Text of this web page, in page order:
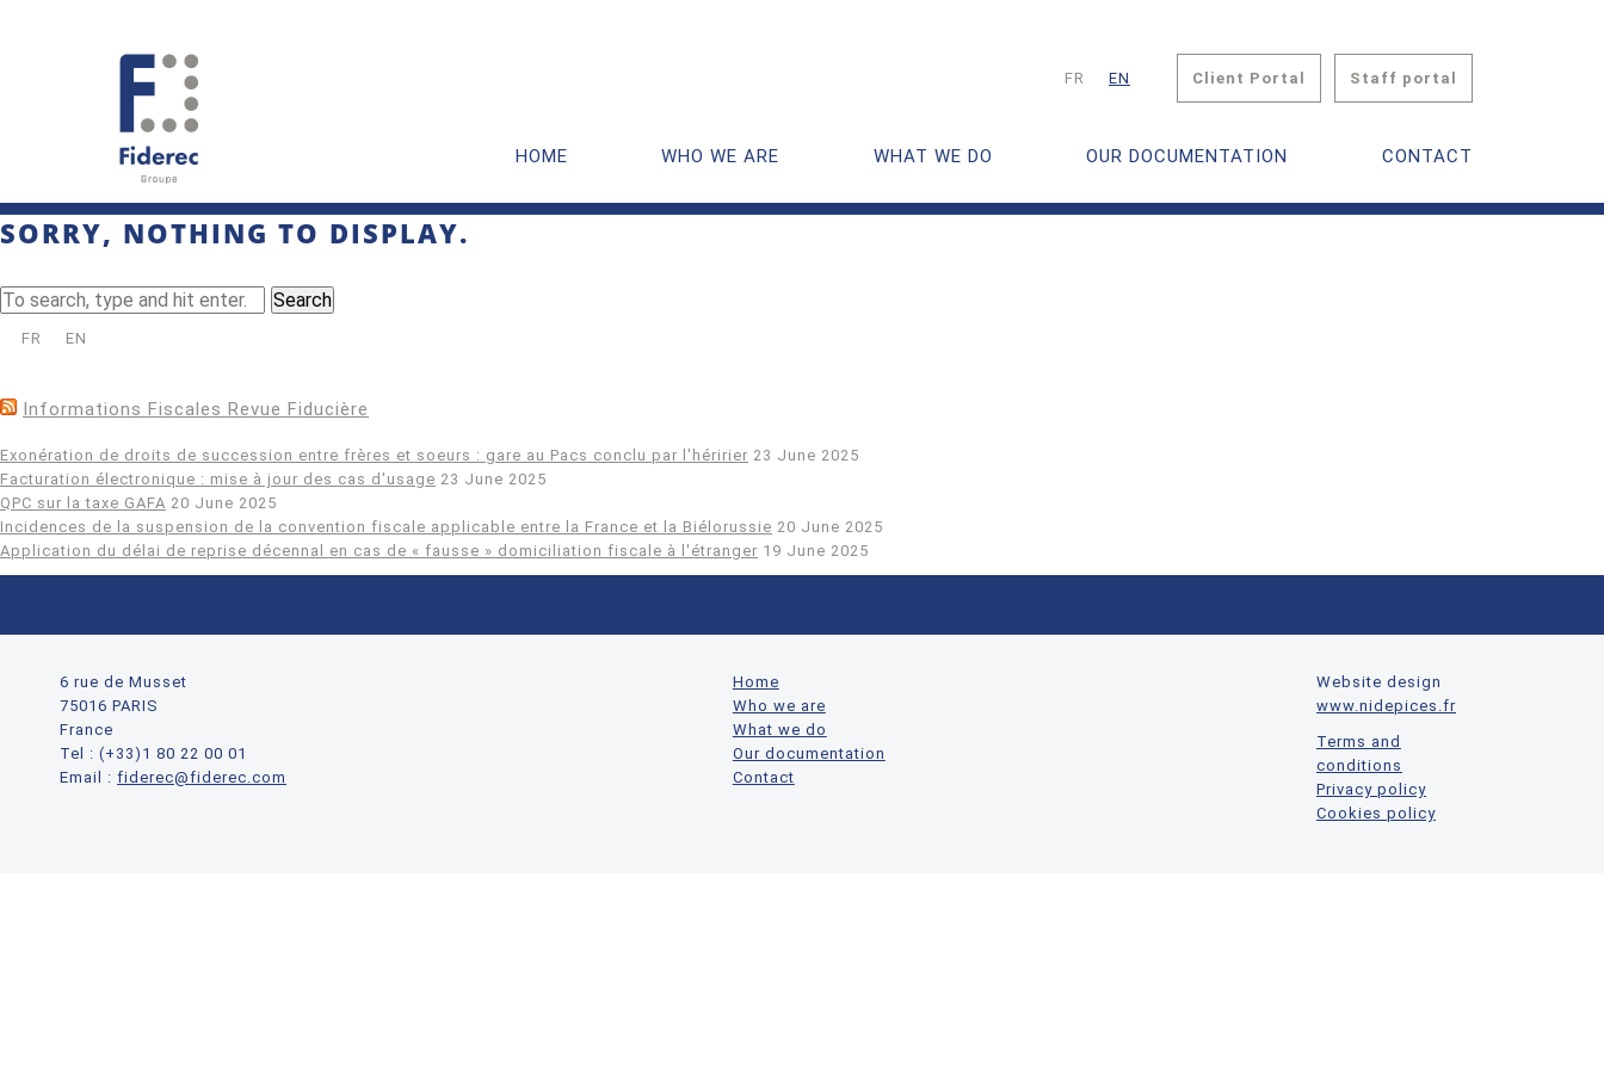
FR EN Client Portal Staff portal
HOME WHO WE ARE WHAT WE DO OUR DOCUMENTATION CONTACT
SORRY, NOTHING TO DISPLAY.
Search
FR EN
Informations Fiscales Revue Fiducière
Exonération de droits de succession entre frères et soeurs : gare au Pacs conclu par l'héririer 23 June 2025
Facturation électronique : mise à jour des cas d'usage 23 June 2025
QPC sur la taxe GAFA 20 June 2025
Incidences de la suspension de la convention fiscale applicable entre la France et la Biélorussie 20 June 2025
Application du délai de reprise décennal en cas de « fausse » domiciliation fiscale à l'étranger 19 June 2025
6 rue de Musset
75016 PARIS
France
Tel : (+33)1 80 22 00 01
Email : fiderec@fiderec.com
Home
Who we are
What we do
Our documentation
Contact
Website design
www.nidepices.fr
Terms and
conditions
Privacy policy
Cookies policy